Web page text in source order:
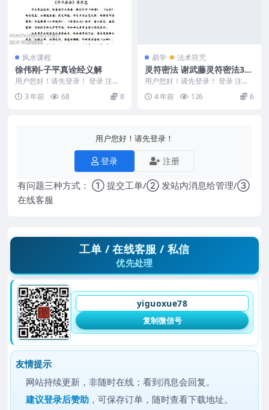
风水课程
徐伟刚-子平真诠经义解
用户您好！请先登录！ 登录 注册
编号：Y2308-258-31 徐伟刚-子平
真...3 年前 68 8
易学 法术符咒
灵符密法 谢武藤灵符密法3视
频+1讲义
用户您好！请先登录！ 登录 注册
灵符密法+讲义 谢武藤灵符密法3
视频+1讲义 ...
4 年前 126 6
用户您好！请先登录！
登录 注册
有问题三种方式： ① 提交工单/② 发站内消息给管理/③
在线客服
工单 / 在线客服 / 私信
优先处理
yiguoxue78
复制微信号
友情提示
网站持续更新，非随时在线；看到消息会回复。
建议登录后赞助 ，可保存订单，随时查看下载地址。